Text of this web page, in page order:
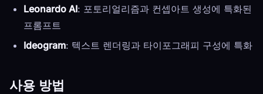
Leonardo AI: 포토리얼리즘과 컨셉아트 생성에 특화된
프롬프트
Ideogram: 텍스트 렌더링과 타이포그래피 구성에 특화
사용 방법